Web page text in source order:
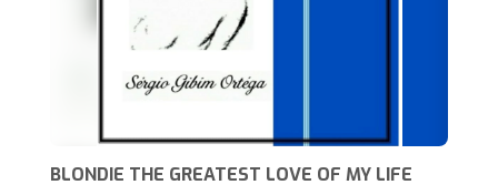
BLONDIE THE GREATEST LOVE OF MY LIFE